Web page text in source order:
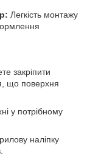
Легкість монтажу
закріпити
що поверхня
у потрібному
наліпку